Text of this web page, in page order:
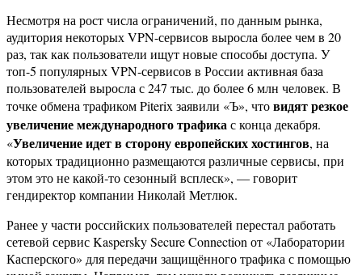
Несмотря на рост числа ограничений, по данным рынка,
аудитория некоторых VPN-сервисов выросла более чем в 20
раз, так как пользователи ищут новые способы доступа. У
топ-5 популярных VPN‑сервисов в России активная база
пользователей выросла с 247 тыс. до более 6 млн человек. В
точке обмена трафиком Piterix заявили «Ъ», чтовидят резкое
увеличение международного трафикас конца декабря.
«Увеличение идет в сторону европейских хостингов, на
которых традиционно размещаются различные сервисы, при
этом это не какой‑то сезонный всплеск», — говорит
гендиректор компании Николай Метлюк.
Ранее у части российских пользователей перестал работать
сетевой сервис Kaspersky Secure Connection от «Лаборатории
Касперского» для передачи защищённого трафика с помощью